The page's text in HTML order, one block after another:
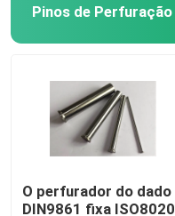
Pinos de Perfuração
O perfurador do dado
DIN9861 fixa ISO8020